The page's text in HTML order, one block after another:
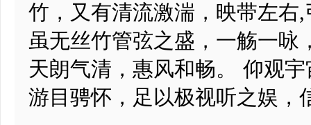
竹，又有清流激湍，映带左右
虽无丝竹管弦之盛，一觞一咏
天朗气清，惠风和畅。 仰观
游目骋怀，足以极视听之娱，